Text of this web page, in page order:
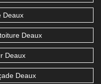
Deaux
Deaux
Deaux
Deaux